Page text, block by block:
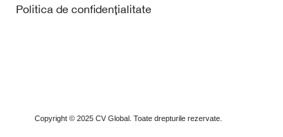
Politica de confidențialitate
Copyright © 2025CV Global. Toate drepturile rezervate.